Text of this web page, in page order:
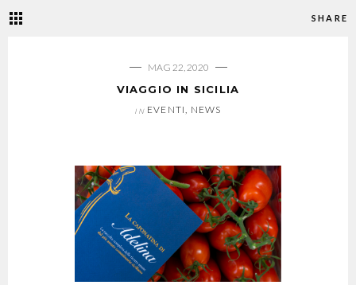
SHARE
MAG 22, 2020
VIAGGIO IN SICILIA
IN EVENTI, NEWS